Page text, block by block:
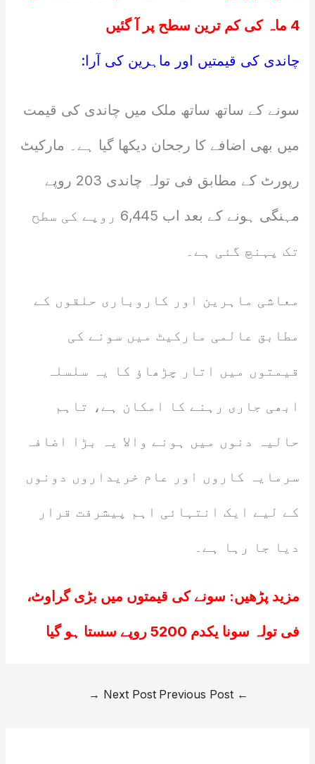
4 ماہ کی کم ترین سطح پر آ گئیں
چاندی کی قیمتیں اور ماہرین کی آرا:
سونے کے ساتھ ساتھ ملک میں چاندی کی قیمت
میں بھی اضافے کا رجحان دیکھا گیا ہے۔ مارکیٹ
رپورٹ کے مطابق فی تولہ چاندی 203 روپے
مہنگی ہونے کے بعد اب 6,445 روپے کی سطح
تک پہنچ گئی ہے۔
معاشی ماہرین اور کاروباری حلقوں کے
مطابق عالمی مارکیٹ میں سونے کی
قیمتوں میں اتار چڑھاؤ کا یہ سلسلہ
ابھی جاری رہنے کا امکان ہے، تاہم
حالیہ دنوں میں ہونے والا یہ بڑا اضافہ
سرمایہ کاروں اور عام خریداروں دونوں
کے لیے ایک انتہائی اہم پیشرفت قرار
دیا جا رہا ہے۔
مزید پڑھیں: سونے کی قیمتوں میں بڑی گراوٹ،
فی تولہ سونا یکدم 5200 روپے سستا ہو گیا
←
Next Post
→